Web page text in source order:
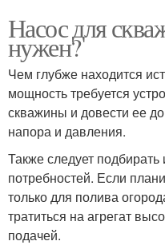
Насос для
нужен?
Чем глубже находится
мощность требуется
скважины и довести ее
напора и давления.
Также следует
потребностей. Если
только для полива
тратиться на агрегат
подачей.